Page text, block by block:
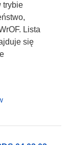
trybie
Lista
się